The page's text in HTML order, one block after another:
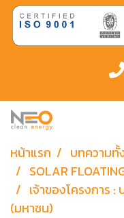
หน้าแรก บทความทั้
SOLAR
เจ้าของโครงการ
(มหาชน)